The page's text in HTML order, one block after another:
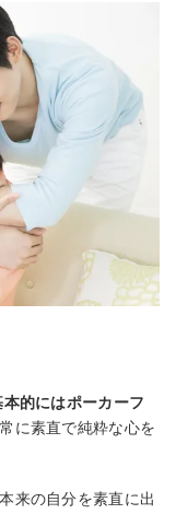
本的にはポーカーフ
に素直で純粋な心を
来の自分を素直に出